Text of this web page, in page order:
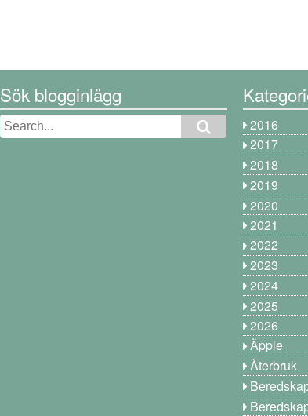
Sök blogginlägg
2016
2017
2018
2019
2020
2021
2022
2023
2024
2025
2026
Äpple
Återbruk